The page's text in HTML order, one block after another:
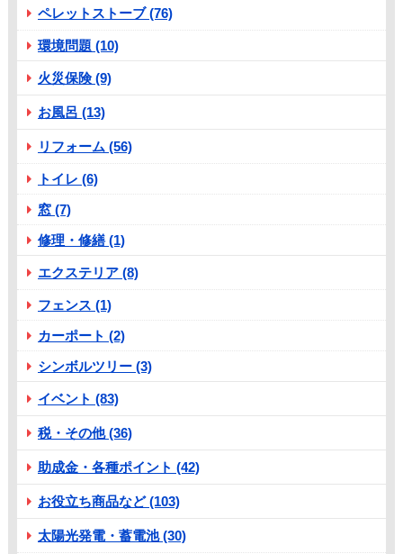
ペレットストーブ (76)
環境問題 (10)
火災保険 (9)
お風呂 (13)
リフォーム (56)
トイレ (6)
窓 (7)
修理・修繕 (1)
エクステリア (8)
フェンス (1)
カーポート (2)
シンボルツリー (3)
イベント (83)
税・その他 (36)
助成金・各種ポイント (42)
お役立ち商品など (103)
太陽光発電・蓄電池 (30)